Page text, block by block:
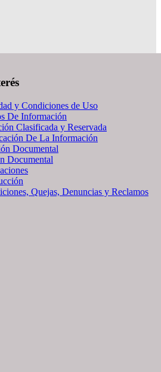
y Condiciones de Uso
De Información
Clasificada y Reservada
De La Información
Documental
Documental
Quejas, Denuncias y Reclamos